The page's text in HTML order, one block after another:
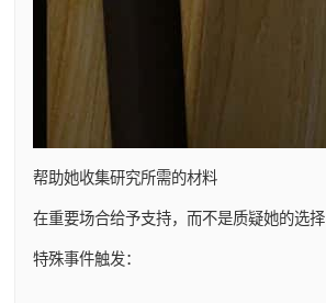
帮助她收集研究所需的材料
在重要场合给予支持，而不是质疑她的选择
特殊事件触发：